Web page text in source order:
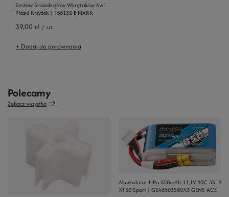
Zestaw Śrubokrętów Wkrętaków 6w1
Płaski Krzyżak | T66152 E-MARK
39,00 zł / szt.
+ Dodaj do porównania
Polecamy
Zobacz wszystko
Akumulator LiPo 850mAh 11,1V 80C 3S1P
XT30 Sport | GEA8503S80X3 GENS ACE